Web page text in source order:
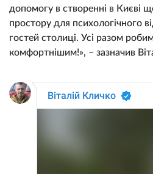
допомогу в створенні в Києві
простору для психологічного
гостей столиці. Усі разом
комфортнішим!», – зазначив